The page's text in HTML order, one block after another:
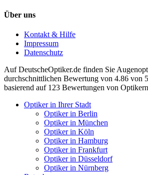
Über uns
Kontakt & Hilfe
Impressum
Datenschutz
AufDeutscheOptiker.de finden Sie
durchschnittlichen Bewertung von 4.86 von
basierend auf 123 Bewertungen von
Optiker in Ihrer Stadt
Optiker in Berlin
Optiker in München
Optiker in Köln
Optiker in Hamburg
Optiker in Frankfurt
Optiker in Düsseldorf
Optiker in Nürnberg